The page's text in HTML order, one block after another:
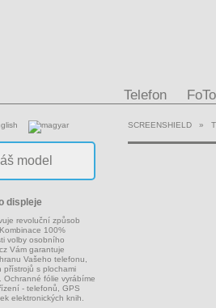
Telefon FoTo
displeje
revoluční způsob
100%
volby osobního
Vám garantuje
Vašeho telefonu,
s plochami
Ochranné fólie vyrábíme
- telefonů, GPS
elektronických knih.
SCREENSHIELD »